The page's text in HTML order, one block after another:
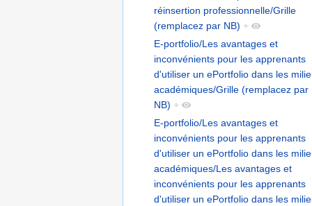
réinsertion professionnelle/Grille
(remplacez par NB) +
E-portfolio/Les avantages et
inconvénients pour les apprenants
d'utiliser un ePortfolio dans les
académiques/Grille (remplacez par
NB) +
E-portfolio/Les avantages et
inconvénients pour les apprenants
d'utiliser un ePortfolio dans les
académiques/Les avantages et
inconvénients pour les apprenants
d'utiliser un ePortfolio dans les